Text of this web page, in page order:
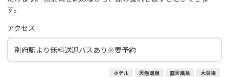
す。
アクセス
別府駅より無料送迎バスあり※要予約
ホテル 天然温泉 露天風呂 大浴場